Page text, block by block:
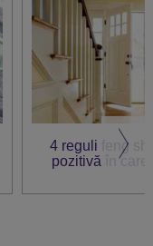
4 reguli feng
pozitivă în care